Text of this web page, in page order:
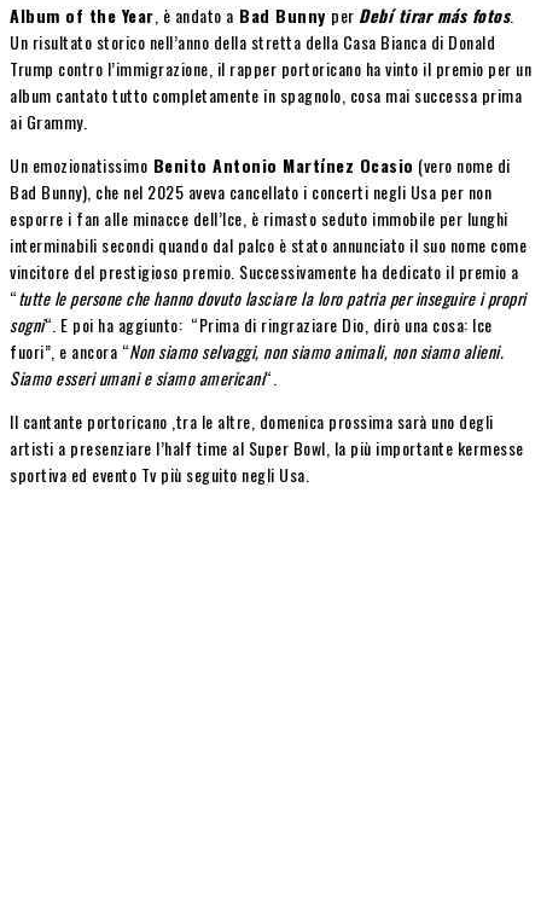
Album of the Year , è andato a Bad Bunny per Debí tirar más fotos.
Un risultato storico nell’anno della stretta della Casa Bianca di Donald
Trump contro l’immigrazione, il rapper portoricano ha vinto il premio per un
album cantato tutto completamente in spagnolo, cosa mai successa prima
ai Grammy.
Un emozionatissimo Benito Antonio Martínez Ocasio (vero nome di
Bad Bunny), che nel 2025 aveva cancellato i concerti negli Usa per non
esporre i fan alle minacce dell’Ice, è rimasto seduto immobile per lunghi
interminabili secondi quando dal palco è stato annunciato il suo nome come
vincitore del prestigioso premio. Successivamente ha dedicato il premio a
“tutte le persone che hanno dovuto lasciare la loro patria per inseguire i propri
sogni“. E poi ha aggiunto: “Prima di ringraziare Dio, dirò una cosa: Ice
fuori”, e ancora “Non siamo selvaggi, non siamo animali, non siamo alieni.
Siamo esseri umani e siamo americani“.
Il cantante portoricano ,tra le altre, domenica prossima sarà uno degli
artisti a presenziare l’half time al Super Bowl, la più importante kermesse
sportiva ed evento Tv più seguito negli Usa.